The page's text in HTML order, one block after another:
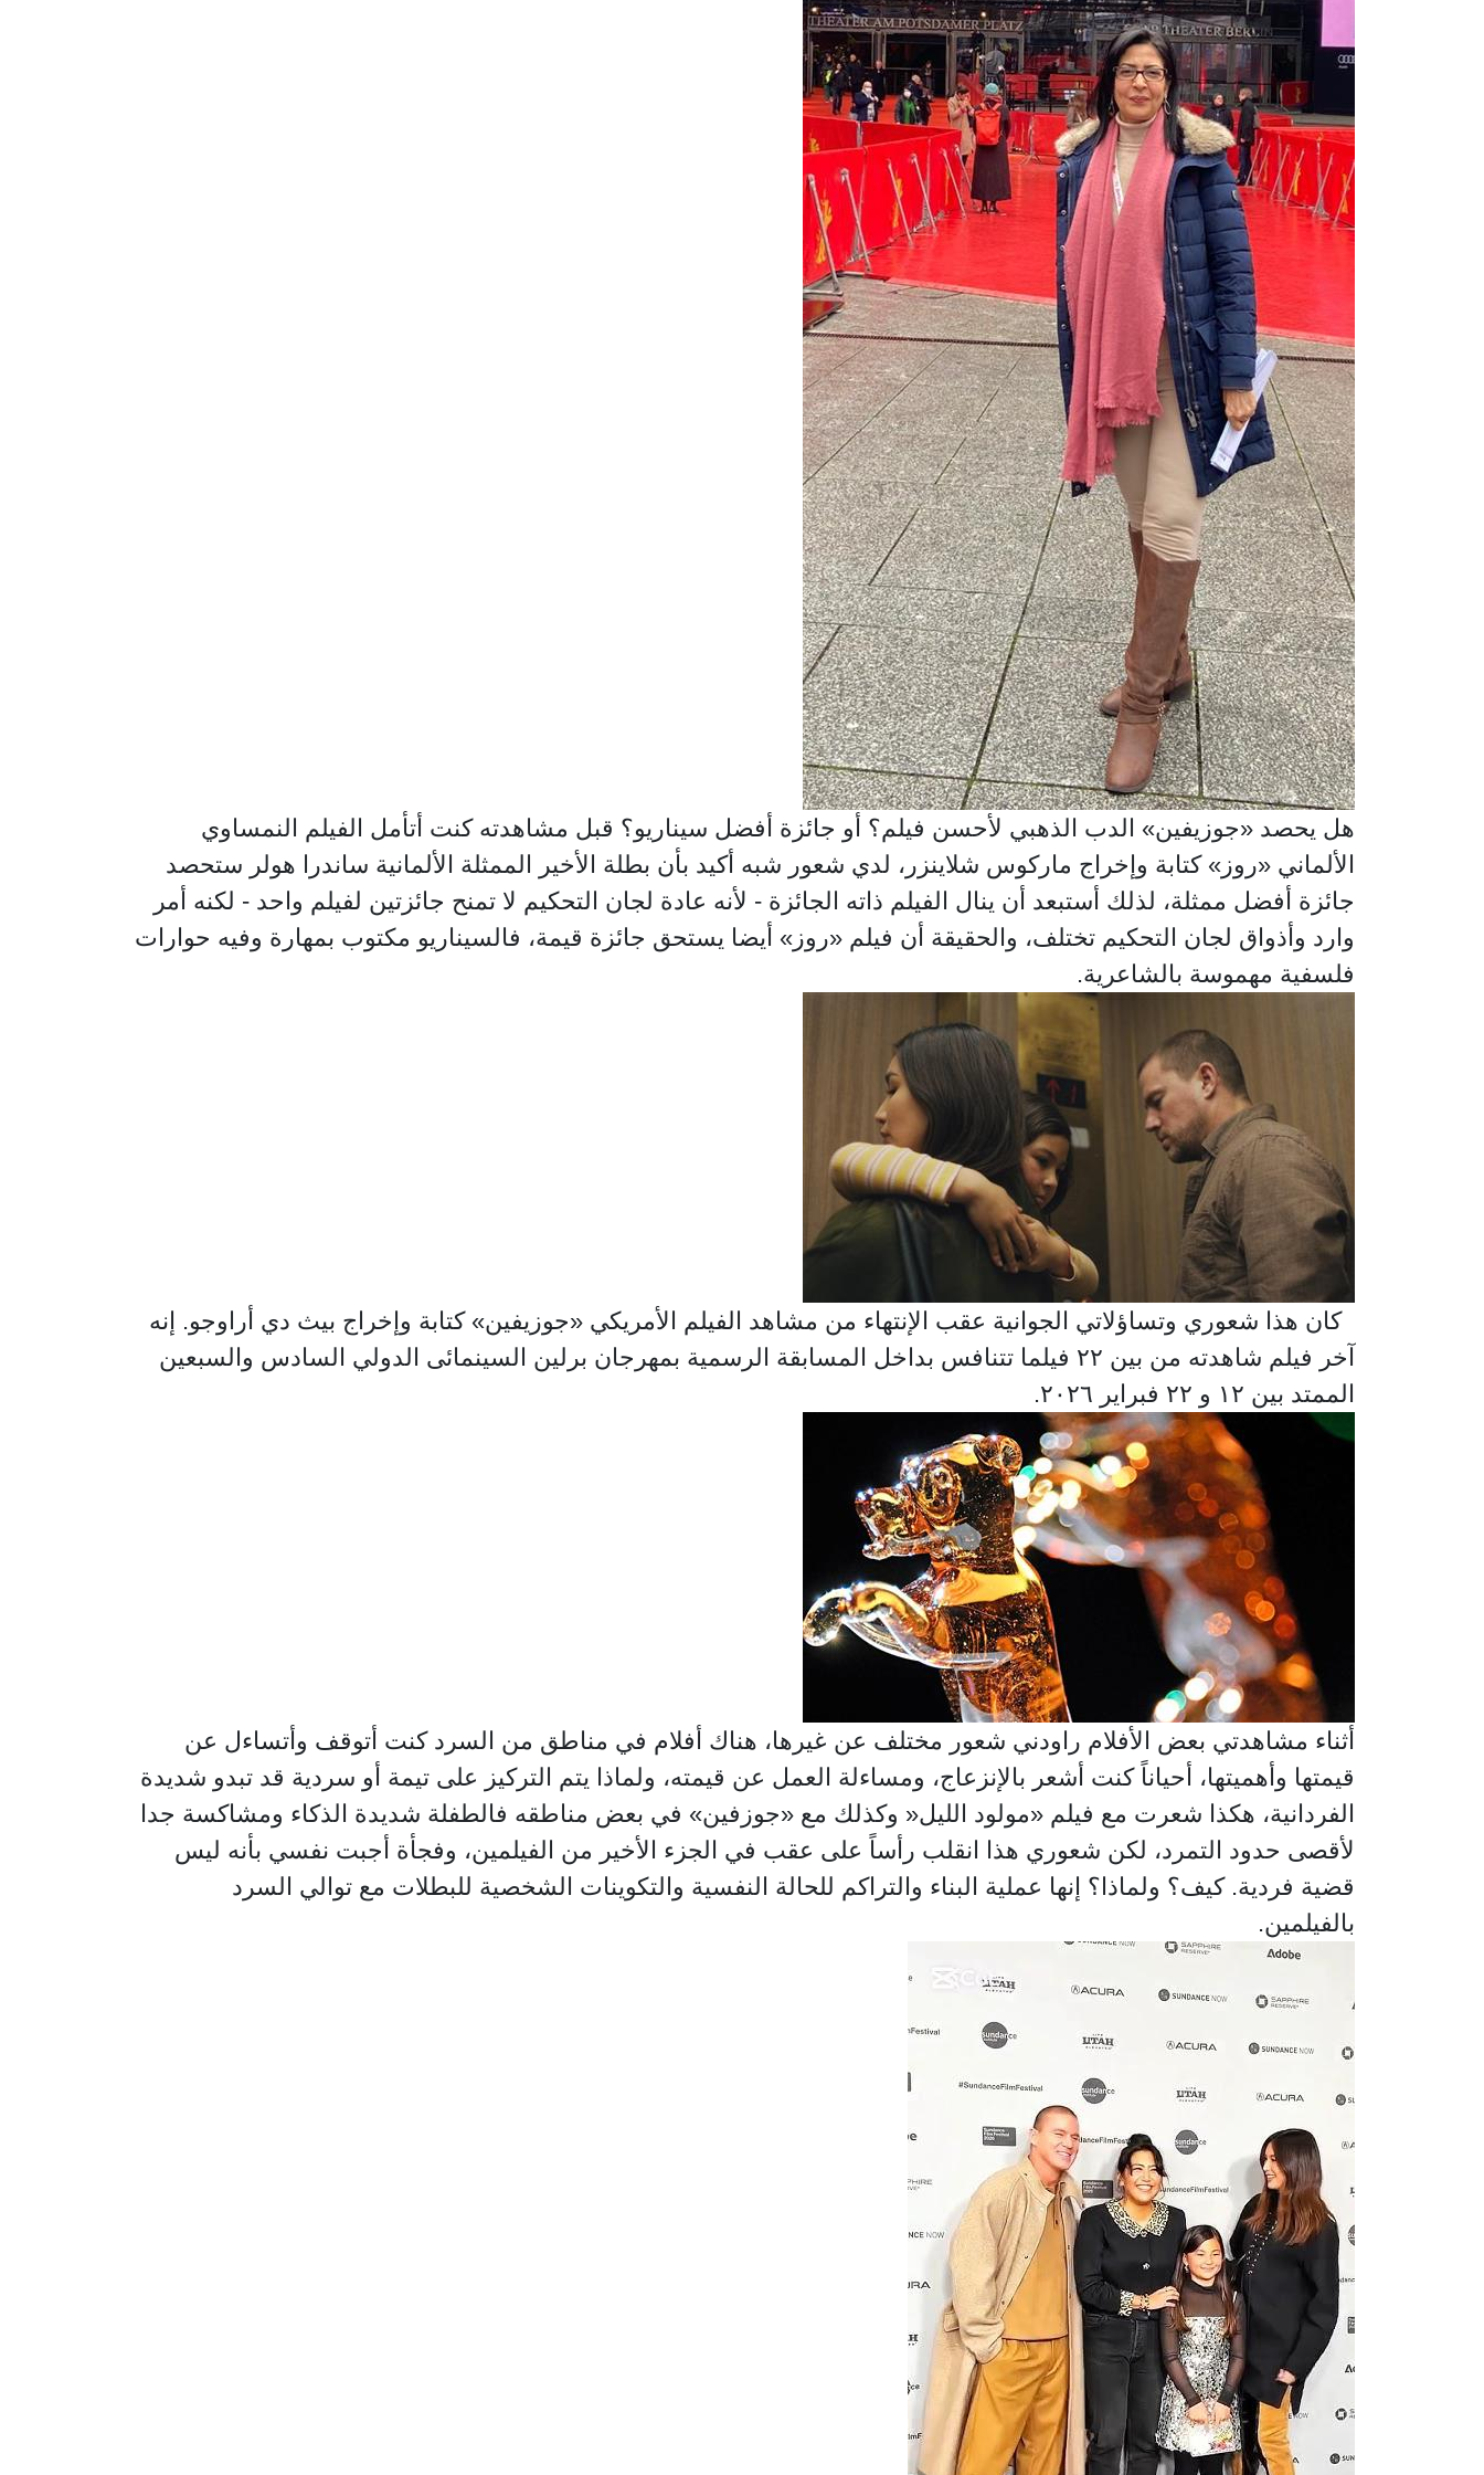
هل يحصد «جوزيفين» الدب الذهبي لأحسن فيلم؟ أو جائزة أفضل سيناريو؟ قبل مشاهدته كنت أتأمل الفيلم النمساوي
الألماني «روز» كتابة وإخراج ماركوس شلاينزر، لدي شعور شبه أكيد بأن بطلة الأخير الممثلة الألمانية ساندرا هولر ستحصد
جائزة أفضل ممثلة، لذلك أستبعد أن ينال الفيلم ذاته الجائزة - لأنه عادة لجان التحكيم لا تمنح جائزتين لفيلم واحد - لكنه أمر
وارد وأذواق لجان التحكيم تختلف، والحقيقة أن فيلم «روز» أيضا يستحق جائزة قيمة، فالسيناريو مكتوب بمهارة وفيه حوارات
فلسفية مهموسة بالشاعرية.
كان هذا شعوري وتساؤلاتي الجوانية عقب الإنتهاء من مشاهد الفيلم الأمريكي «جوزيفين» كتابة وإخراج بيث دي أراوجو. إنه
آخر فيلم شاهدته من بين ٢٢ فيلما تتنافس بداخل المسابقة الرسمية بمهرجان برلين السينمائى الدولي السادس والسبعين
الممتد بين ١٢ و ٢٢ فبراير ٢٠٢٦.
أثناء مشاهدتي بعض الأفلام راودني شعور مختلف عن غيرها، هناك أفلام في مناطق من السرد كنت أتوقف وأتساءل عن
قيمتها وأهميتها، أحياناً كنت أشعر بالإنزعاج، ومساءلة العمل عن قيمته، ولماذا يتم التركيز على تيمة أو سردية قد تبدو شديدة
الفردانية، هكذا شعرت مع فيلم «مولود الليل« وكذلك مع «جوزفين» في بعض مناطقه فالطفلة شديدة الذكاء ومشاكسة جدا
لأقصى حدود التمرد، لكن شعوري هذا انقلب رأساً على عقب في الجزء الأخير من الفيلمين، وفجأة أجبت نفسي بأنه ليس
قضية فردية. كيف؟ ولماذا؟ إنها عملية البناء والتراكم للحالة النفسية والتكوينات الشخصية للبطلات مع توالي السرد
بالفيلمين.